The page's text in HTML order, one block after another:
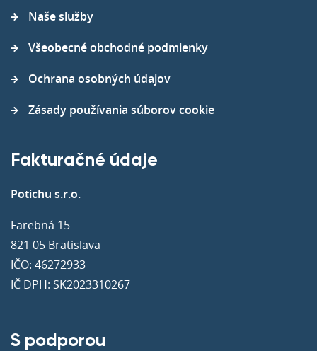
Naše služby
Všeobecné obchodné podmienky
Ochrana osobných údajov
Zásady používania súborov cookie
Fakturačné údaje
Potichu s.r.o.
Farebná 15
821 05 Bratislava
IČO: 46272933
IČ DPH: SK2023310267
S podporou